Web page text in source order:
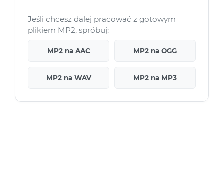
Jeśli chcesz dalej pracować z gotowym
plikiem MP2, spróbuj:
MP2 na AAC MP2 na OGG
MP2 na WAV MP2 na MP3